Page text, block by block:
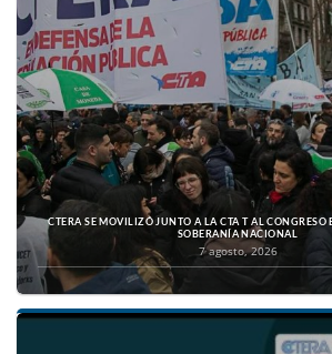
CTERA SE MOVILIZÓ JUNTO A LA CTA T AL CONGRESO
SOBERANÍA NACIONAL
7 agosto, 2026